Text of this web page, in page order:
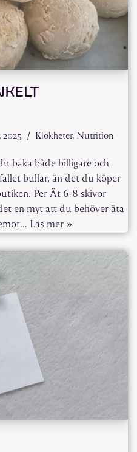
2025 Klokheter, Nutrition
baka både billigare och
bullar, än det du köper
Per Ät 6-8 skivor
en myt att du behöver äta
Läs mer »